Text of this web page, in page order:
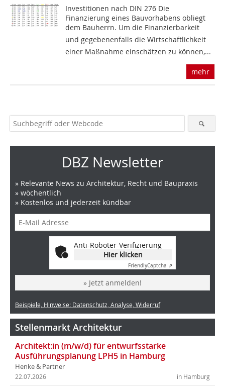
Investitionen nach DIN 276 Die
Finanzierung eines Bauvorhabens obliegt
dem Bauherrn. Um die Finanzierbarkeit 
und gegebenenfalls die Wirtschaftlichkeit 
einer Maßnahme einschätzen zu können,...
mehr
DBZ Newsletter
» Relevante News zu Architektur, Recht und Baupraxis
» wöchentlich
» Kostenlos und jederzeit kündbar
Anti-Roboter-Verifizierung
Hier klicken
FriendlyCaptcha ⇗
» Jetzt anmelden!
Beispiele, Hinweise: Datenschutz, Analyse, Widerruf
Stellenmarkt Architektur
Architekt:in (m/w/d) für entwurfsstarke
Ausführungsplanung LPH5 in Hamburg
Henke & Partner
in Hamburg
22.07.2026